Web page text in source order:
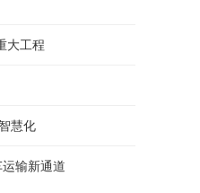
大工程
慧化
输新通道